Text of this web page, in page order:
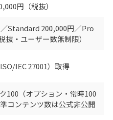
円（税抜）
Standard 200,000円／Pro
抜・ユーザー数無制限）
IEC 27001）取得
100（オプション・常時100
コンテンツ数は公式非公開